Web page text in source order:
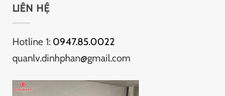
LIÊN HỆ
Hotline 1: 0947.85.0022
quanlv.dinhphan@gmail.com